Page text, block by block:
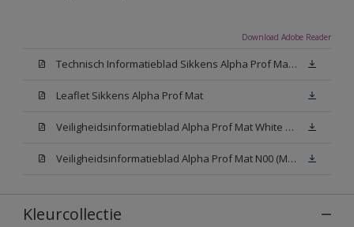
Download Adobe Reader
Technisch Informatieblad Sikkens Alpha Prof Mat(PDF)
Leaflet Sikkens Alpha Prof Mat
Veiligheidsinformatieblad Alpha Prof Mat White W05 (MSDS)
Veiligheidsinformatieblad Alpha Prof Mat N00 (MSDS)
Kleurcollectie